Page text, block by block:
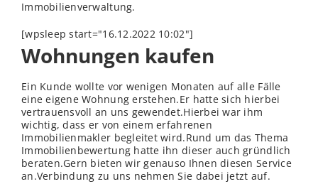
Immobilienverwaltung.
[wpsleep start="16.12.2022 10:02"]
Wohnungen kaufen
Ein Kunde wollte vor wenigen Monaten auf alle Fälle
eine eigene Wohnung erstehen.Er hatte sich hierbei
vertrauensvoll an uns gewendet.Hierbei war ihm
wichtig, dass er von einem erfahrenen
Immobilienmakler begleitet wird.Rund um das Thema
Immobilienbewertung hatte ihn dieser auch gründlich
beraten.Gern bieten wir genauso Ihnen diesen Service
an.Verbindung zu uns nehmen Sie dabei jetzt auf.